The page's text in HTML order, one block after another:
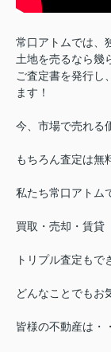
常口アトムでは、
土地を売るなら幾
ご査定書を発行し
ます！
今、市場で売れる
もちろん査定は無
私たち常口アトム
買取・売却・賃貸
トリプル査定もで
どんなことでもお
皆様の不動産は・